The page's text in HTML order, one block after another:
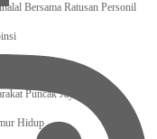
Bersama Ratusan Personil
Puncak Jaya
Hidup